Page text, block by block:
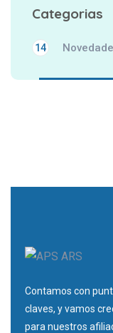
Categorias
14
Contamos con
claves, y vamos
para nuestros